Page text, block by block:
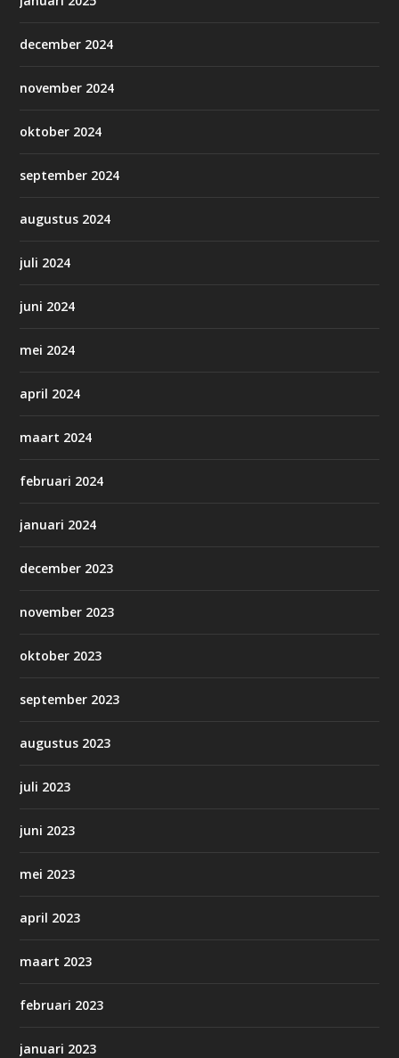
december 2024
november 2024
oktober 2024
september 2024
augustus 2024
juli 2024
juni 2024
mei 2024
april 2024
maart 2024
februari 2024
januari 2024
december 2023
november 2023
oktober 2023
september 2023
augustus 2023
juli 2023
juni 2023
mei 2023
april 2023
maart 2023
februari 2023
januari 2023